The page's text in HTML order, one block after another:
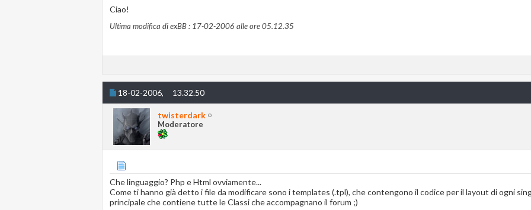
Ciao!
Ultima modifica di exBB : 17-02-2006 alle ore05.12.35
18-02-2006, 13.32.50
twisterdark
Moderatore
Che linguaggio? Php e Html ovviamente...
Come ti hanno già detto i file da modificare sono i templates (.tpl), che contengono il codice per il layout di ogni
principale che contiene tutte le Classi che accompagnano il forum ;)